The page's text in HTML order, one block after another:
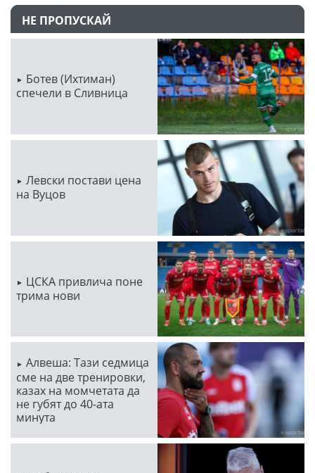
НЕ ПРОПУСКАЙ
Ботев (Ихтиман)
спечели в Сливница
Левски постави цена
на Вуцов
ЦСКА привлича поне
трима нови
Алвеша: Тази седмица
сме на две тренировки,
казах на момчетата да
не губят до 40-ата
минута